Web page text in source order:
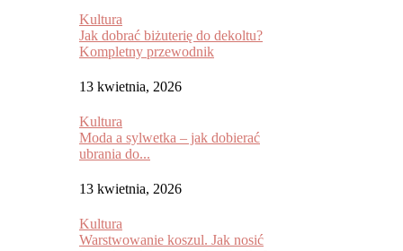
Kultura
Jak dobrać biżuterię do dekoltu?
Kompletny przewodnik
13 kwietnia, 2026
Kultura
Moda a sylwetka – jak dobierać
ubrania do...
13 kwietnia, 2026
Kultura
Warstwowanie koszul. Jak nosić